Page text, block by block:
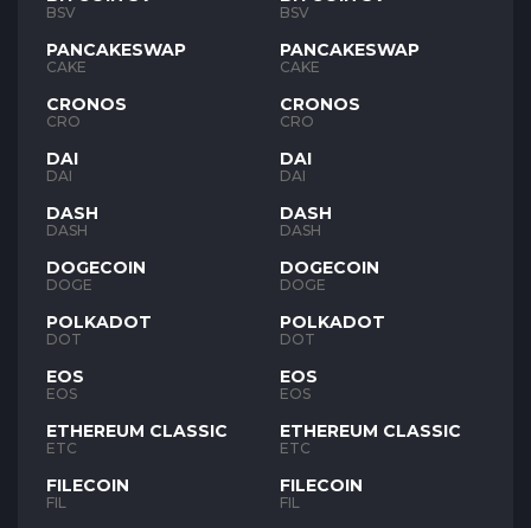
BSV
PANCAKESWAP
CAKE
CRONOS
CRO
DAI
DAI
DASH
DASH
DOGECOIN
DOGE
POLKADOT
DOT
EOS
EOS
ETHEREUM CLASSIC
ETC
FILECOIN
FIL
BSV
PANCAKESWAP
CAKE
CRONOS
CRO
DAI
DAI
DASH
DASH
DOGECOIN
DOGE
POLKADOT
DOT
EOS
EOS
ETHEREUM CLASSIC
ETC
FILECOIN
FIL